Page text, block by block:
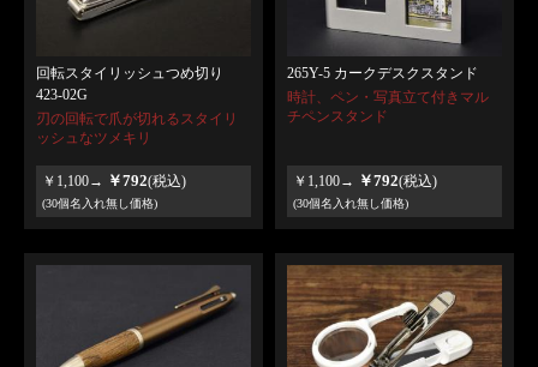
回転スタイリッシュつめ切り
423-02G
刃の回転で爪が切れるスタイリ
ッシュなツメキリ
￥1,100→ ￥792(税込)
(30個名入れ無し価格)
265Y-5 カークデスクスタンド
時計、ペン・写真立て付きマル
チペンスタンド
￥1,100→ ￥792(税込)
(30個名入れ無し価格)